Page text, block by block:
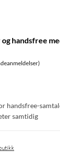
handsfree
handsfree-
samtidig